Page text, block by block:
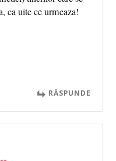
ca uite ce urmeaza!
RĂSPUNDE